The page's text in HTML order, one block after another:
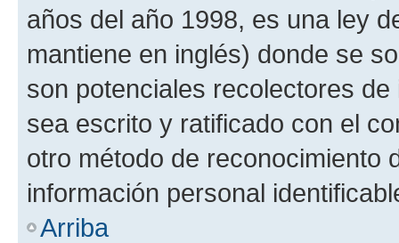
años del año 1998, es una ley
mantiene en inglés) donde se
son potenciales recolectores
sea escrito y ratificado con el
otro método de reconocimiento
información personal
Arriba